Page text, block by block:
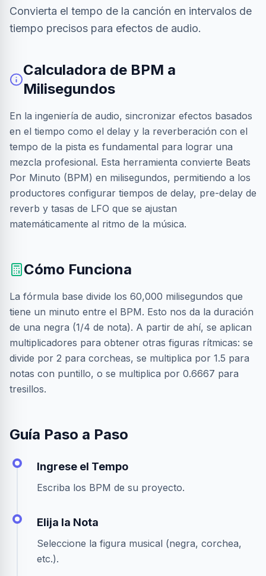
Convierta el tempo de la canción en intervalos de
tiempo precisos para efectos de audio.
Calculadora de BPM a
Milisegundos
En la ingeniería de audio, sincronizar efectos basados
en el tiempo como el delay y la reverberación con el
tempo de la pista es fundamental para lograr una
mezcla profesional. Esta herramienta convierte Beats
Por Minuto (BPM) en milisegundos, permitiendo a los
productores configurar tiempos de delay, pre-delay de
reverb y tasas de LFO que se ajustan
matemáticamente al ritmo de la música.
Cómo Funciona
La fórmula base divide los 60,000 milisegundos que
tiene un minuto entre el BPM. Esto nos da la duración
de una negra (1/4 de nota). A partir de ahí, se aplican
multiplicadores para obtener otras figuras rítmicas: se
divide por 2 para corcheas, se multiplica por 1.5 para
notas con puntillo, o se multiplica por 0.6667 para
tresillos.
Guía Paso a Paso
Ingrese el Tempo
Escriba los BPM de su proyecto.
Elija la Nota
Seleccione la figura musical (negra, corchea,
etc.).